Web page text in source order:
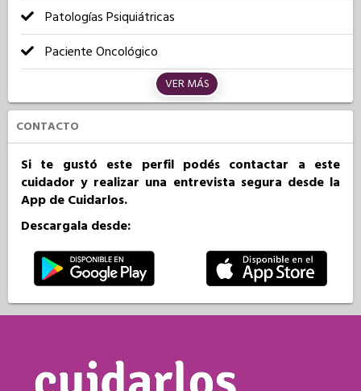
Patologías Psiquiátricas
Paciente Oncológico
VER MÁS
CONTACTO
Si te gustó este perfil podés contactar a este
cuidador y realizar una entrevista segura desde la
App de Cuidarlos.
Descargala desde: